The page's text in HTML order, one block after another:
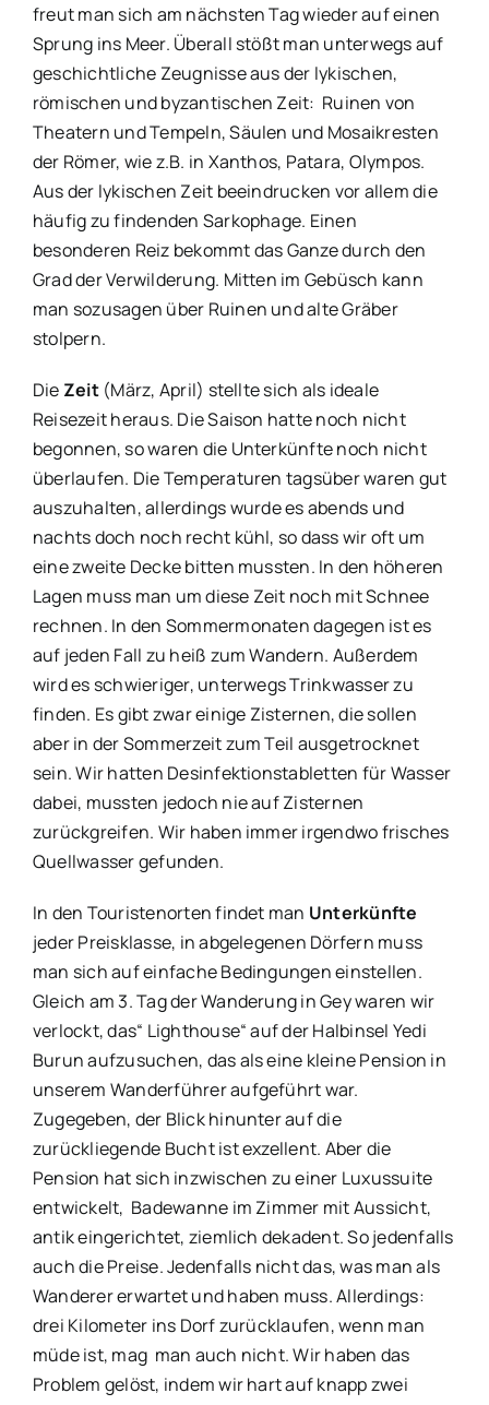
freut man sich am nächsten Tag wieder auf einen
Sprung ins Meer. Überall stößt man unterwegs auf
geschichtliche Zeugnisse aus der lykischen,
römischen und byzantischen Zeit: Ruinen von
Theatern und Tempeln, Säulen und Mosaikresten
der Römer, wie z.B. in Xanthos, Patara, Olympos.
Aus der lykischen Zeit beeindrucken vor allem die
häufig zu findenden Sarkophage. Einen
besonderen Reiz bekommt das Ganze durch den
Grad der Verwilderung. Mitten im Gebüsch kann
man sozusagen über Ruinen und alte Gräber
stolpern.
Die Zeit(März, April) stellte sich als ideale
Reisezeit heraus. Die Saison hatte noch nicht
begonnen, so waren die Unterkünfte noch nicht
überlaufen. Die Temperaturen tagsüber waren gut
auszuhalten, allerdings wurde es abends und
nachts doch noch recht kühl, so dass wir oft um
eine zweite Decke bitten mussten. In den höheren
Lagen muss man um diese Zeit noch mit Schnee
rechnen. In den Sommermonaten dagegen ist es
auf jeden Fall zu heiß zum Wandern. Außerdem
wird es schwieriger, unterwegs Trinkwasser zu
finden. Es gibt zwar einige Zisternen, die sollen
aber in der Sommerzeit zum Teil ausgetrocknet
sein. Wir hatten Desinfektionstabletten für Wasser
dabei, mussten jedoch nie auf Zisternen
zurückgreifen. Wir haben immer irgendwo frisches
Quellwasser gefunden.
In den Touristenorten findet man Unterkünfte
jeder Preisklasse, in abgelegenen Dörfern muss
man sich auf einfache Bedingungen einstellen.
Gleich am 3. Tag der Wanderung in Gey waren wir
verlockt, das“ Lighthouse“ auf der Halbinsel Yedi
Burun aufzusuchen, das als eine kleine Pension in
unserem Wanderführer aufgeführt war.
Zugegeben, der Blick hinunter auf die
zurückliegende Bucht ist exzellent. Aber die
Pension hat sich inzwischen zu einer Luxussuite
entwickelt, Badewanne im Zimmer mit Aussicht,
antik eingerichtet, ziemlich dekadent. So jedenfalls
auch die Preise. Jedenfalls nicht das, was man als
Wanderer erwartet und haben muss. Allerdings:
drei Kilometer ins Dorf zurücklaufen, wenn man
müde ist, mag man auch nicht. Wir haben das
Problem gelöst, indem wir hart auf knapp zwei